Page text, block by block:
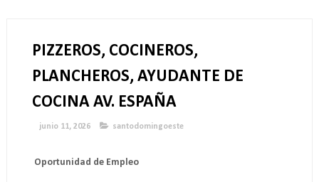
PIZZEROS, COCINEROS,
PLANCHEROS, AYUDANTE DE
COCINA AV. ESPAÑA
junio 11, 2026 santodomingoeste
Oportunidad de Empleo